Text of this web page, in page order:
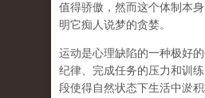
值得骄傲，然而这个体制本
明它痴人说梦的贪婪。
运动是心理缺陷的一种极好
纪律、完成任务的压力和训
段使得自然状态下生活中淤